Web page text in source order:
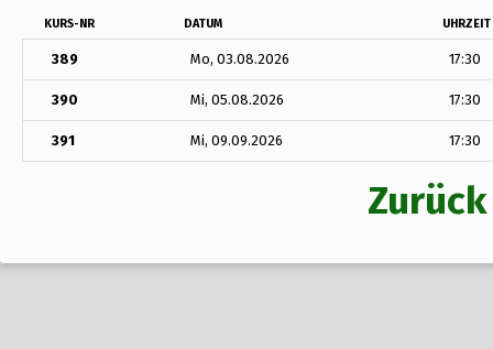
KURS-NR DATUM UHRZEIT
389 Mo, 03.08.2026 17:30
390 Mi, 05.08.2026 17:30
391 Mi, 09.09.2026 17:30